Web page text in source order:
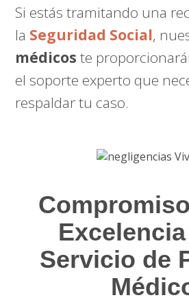
Si estás tramitando una
la Seguridad Social,
médicos te
el soporte experto que
respaldar tu caso.
Servicio de